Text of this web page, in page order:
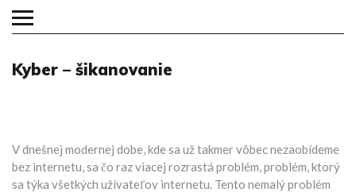
Kyber – šikanovanie
V dnešnej modernej dobe, kde sa už takmer vôbec nezaobídeme
bez internetu, sa čo raz viacej rozrastá problém, problém, ktorý
sa týka všetkých užívateľov internetu. Tento nemalý problém